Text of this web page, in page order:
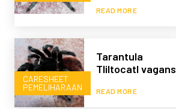
READ MORE
CARESHEET
PEMELIHARAAN
Tarantula
Tliltocatl vagans
READ MORE